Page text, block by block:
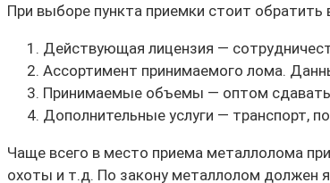
При выборе пункта приемки стоит
Действующая лицензия —
Ассортимент принимаемого лома.
Принимаемые объемы — оптом сдавать
Дополнительные услуги — транспорт,
Чаще всего в место приема металлолома
охоты и т.д. По закону металлолом должен